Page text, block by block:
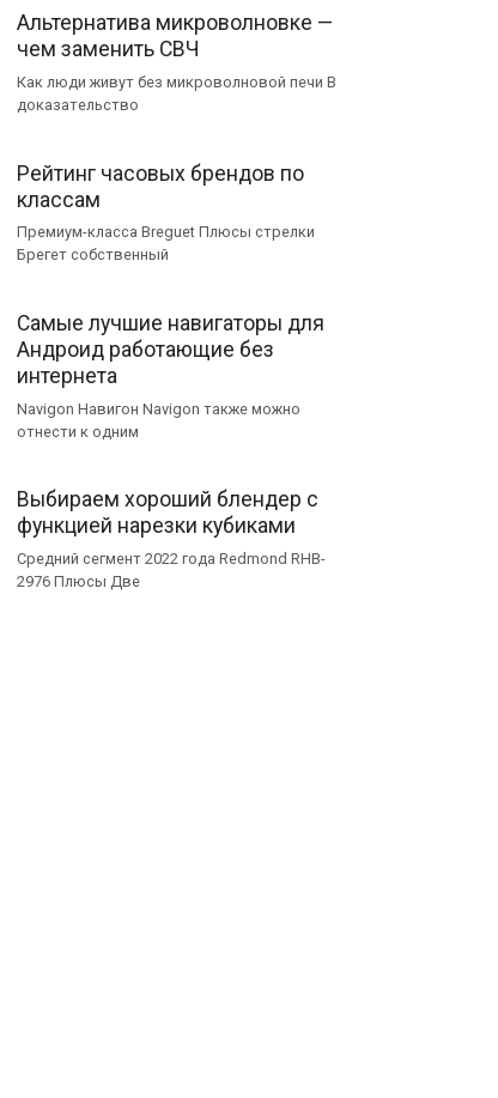
Альтернатива микроволновке —
чем заменить СВЧ
Как люди живут без микроволновой печи В
доказательство
Рейтинг часовых брендов по
классам
Премиум-класса Breguet Плюсы стрелки
Брегет собственный
Самые лучшие навигаторы для
Андроид работающие без
интернета
Navigon Навигон Navigon также можно
отнести к одним
Выбираем хороший блендер с
функцией нарезки кубиками
Средний сегмент 2022 года Redmond RHB-
2976 Плюсы Две